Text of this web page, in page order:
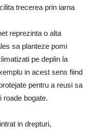
trecerea prin iarna
reprezinta o alta
sa planteze pomi
pe deplin la
in acest sens fiind
pentru a reusi sa
roade bogate.
in drepturi,